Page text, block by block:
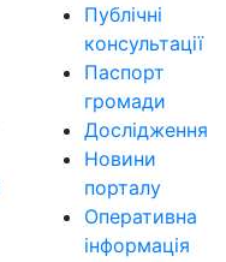
Публічні
консультації
Паспорт
громади
Дослідження
Новини
порталу
Оперативна
інформація